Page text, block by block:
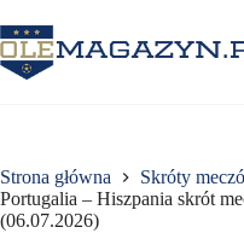
do
treści
Strona główna
Skróty
Portugalia – Hiszpania skrót
(06.07.2026)